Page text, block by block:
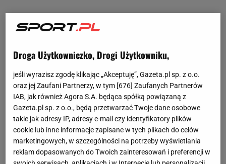
Tomasz Zajączkowski był wychowankiem Śląska
Wrocław i wyróżniał się wśród rówieśników, gdzie
wiódł prym na Dolnym Śląsku wraz z drużyną z
rocznika 1995. Utalentowany bramkarz zdobył ze
Śląskiem brązowy medal w rozgrywkach Młodej
Droga Użytkowniczko, Drogi Użytkowniku,
jeśli wyrazisz zgodę klikając „Akceptuję”, Gazeta.pl sp. z o.o.
oraz jej Zaufani Partnerzy, w tym [676] Zaufanych Partnerów
IAB, jak również Agora S.A. będąca spółką powiązaną z
Gazeta.pl sp. z o.o., będą przetwarzać Twoje dane osobowe
takie jak adresy IP, adresy e-mail czy identyfikatory plików
cookie lub inne informacje zapisane w tych plikach do celów
marketingowych, w szczególności na potrzeby wyświetlania
reklam dopasowanych do Twoich zainteresowań i preferencji w